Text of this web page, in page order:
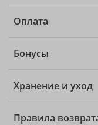
Оплата
Бонусы
Хранение и уход
Правила